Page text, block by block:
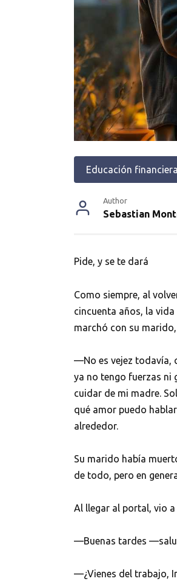
Educación
Author
Sebastian
Pide, y se te dará
Como siempre, al
cincuenta años, la
marchó con su
—No es vejez todavía,
ya no tengo fuerzas ni
cuidar de mi madre.
qué amor puedo
alrededor.
Su marido había
de todo, pero en
Al llegar al portal, vio a
—Buenas tardes
—¿Vienes del trabajo,